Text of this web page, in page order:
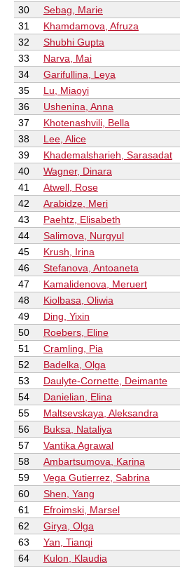
30
Sebag, Marie
31
Khamdamova, Afruza
32
Shubhi Gupta
33
Narva, Mai
34
Garifullina, Leya
35
Lu, Miaoyi
36
Ushenina, Anna
37
Khotenashvili, Bella
38
Lee, Alice
39
Khademalsharieh, Sarasadat
40
Wagner, Dinara
41
Atwell, Rose
42
Arabidze, Meri
43
Paehtz, Elisabeth
44
Salimova, Nurgyul
45
Krush, Irina
46
Stefanova, Antoaneta
47
Kamalidenova, Meruert
48
Kiolbasa, Oliwia
49
Ding, Yixin
50
Roebers, Eline
51
Cramling, Pia
52
Badelka, Olga
53
Daulyte-Cornette, Deimante
54
Danielian, Elina
55
Maltsevskaya, Aleksandra
56
Buksa, Nataliya
57
Vantika Agrawal
58
Ambartsumova, Karina
59
Vega Gutierrez, Sabrina
60
Shen, Yang
61
Efroimski, Marsel
62
Girya, Olga
63
Yan, Tianqi
64
Kulon, Klaudia